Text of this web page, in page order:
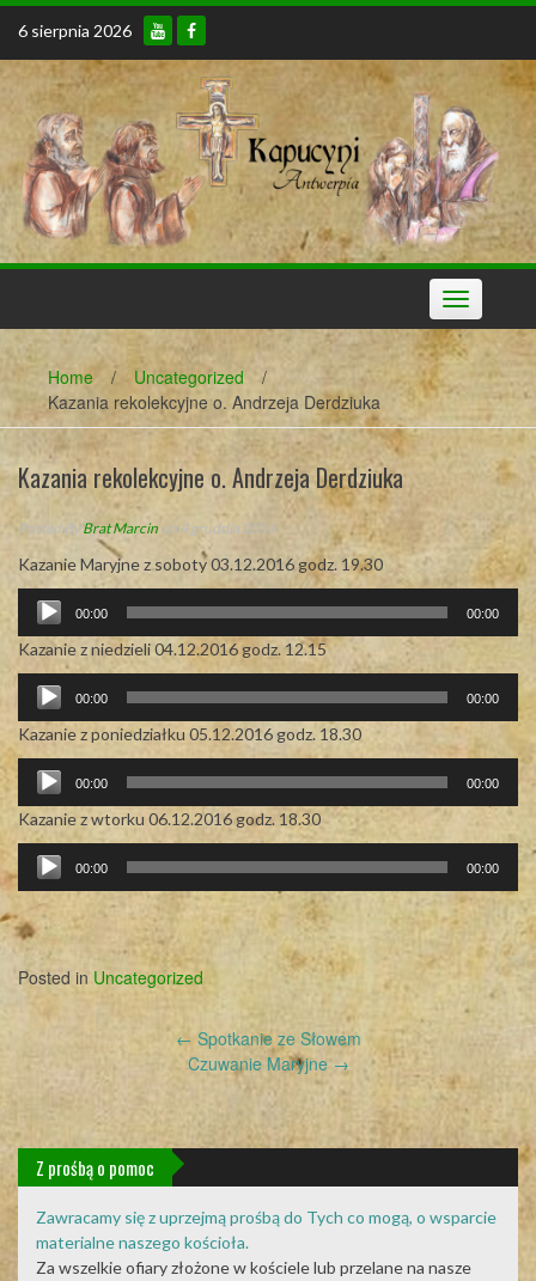
Skip
content
6 sierpnia 2026
Toggle
navigation
Home / Uncategorized
/
Kazania rekolekcyjne o. Andrzeja Derdziuka
Kazania rekolekcyjne o. Andrzeja Derdziuka
Posted ByBrat Marcin on 4 grudnia 2016
Kazanie Maryjne z soboty 03.12.2016 godz. 19.30
Odtwarzacz
plików
dźwiękowych
00:00 00:00
Kazanie z niedzieli 04.12.2016 godz. 12.15
Odtwarzacz
plików
dźwiękowych
00:00 00:00
Kazanie z poniedziałku 05.12.2016 godz. 18.30
Odtwarzacz
plików
dźwiękowych
00:00 00:00
Kazanie z wtorku 06.12.2016 godz. 18.30
Odtwarzacz
plików
dźwiękowych
00:00 00:00
Posted inUncategorized
navigation
← Spotkanie ze Słowem
Czuwanie Maryjne →
Z prośbą o pomoc
Zawracamy się z uprzejmą prośbą do Tych co mogą, o wsparcie
materialne naszego kościoła.
Za wszelkie ofiary złożone w kościele lub przelane na nasze